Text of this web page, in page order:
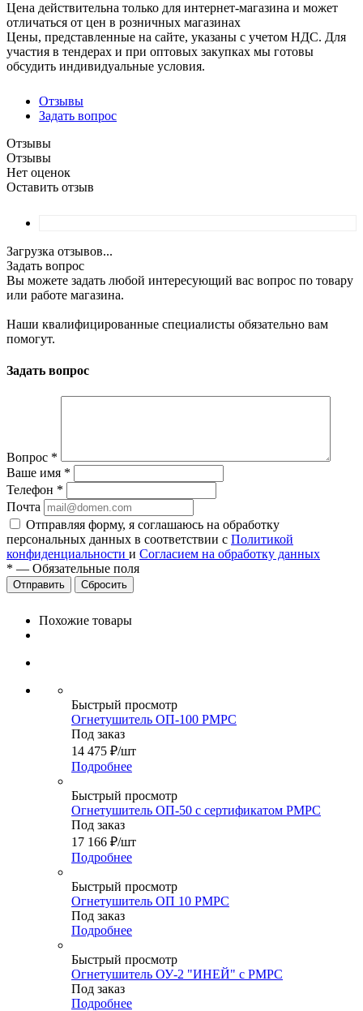
Цена действительна только для интернет-магазина и может
отличаться от цен в розничных магазинах
Цены, представленные на сайте, указаны с учетом НДС. Для
участия в тендерах и при оптовых закупках мы готовы
обсудить индивидуальные условия.
Отзывы
Задать вопрос
Отзывы
Отзывы
Нет оценок
Оставить отзыв
Загрузка отзывов...
Задать вопрос
Вы можете задать любой интересующий вас вопрос по товару
или работе магазина.
Наши квалифицированные специалисты обязательно вам
помогут.
Задать вопрос
Вопрос *
Ваше имя *
Телефон *
Почта
Отправляя форму, я соглашаюсь на обработку
персональных данных в соответствии с Политикой
конфиденциальности и Согласием на обработку данных
* — Обязательные поля
Сбросить
Похожие товары
Быстрый просмотр
Огнетушитель ОП-100 РМРС
Под заказ
14 475 ₽/шт
Подробнее
Быстрый просмотр
Огнетушитель ОП-50 с сертификатом РМРС
Под заказ
17 166 ₽/шт
Подробнее
Быстрый просмотр
Огнетушитель ОП 10 РМРС
Под заказ
Подробнее
Быстрый просмотр
Огнетушитель ОУ-2 "ИНЕЙ" с РМРС
Под заказ
Подробнее